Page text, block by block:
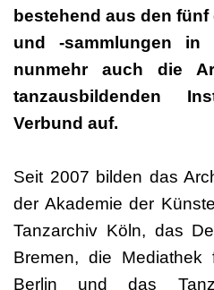
bestehend aus den
und -sammlungen in
nunmehr auch die
tanzausbildenden
Verbund auf.
Seit 2007 bilden das
der Akademie der
Tanzarchiv Köln, das
Bremen, die
Berlin und das